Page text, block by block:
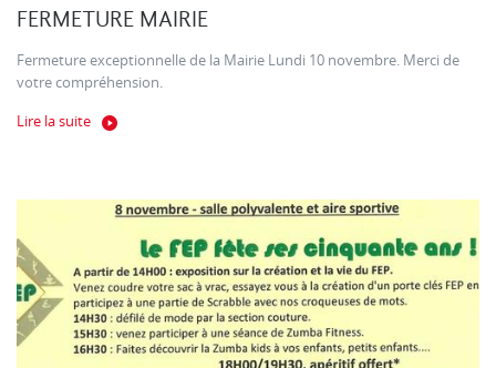
FERMETURE MAIRIE
Fermeture exceptionnelle de la Mairie Lundi 10 novembre. Merci de
votre compréhension.
Lire la suite